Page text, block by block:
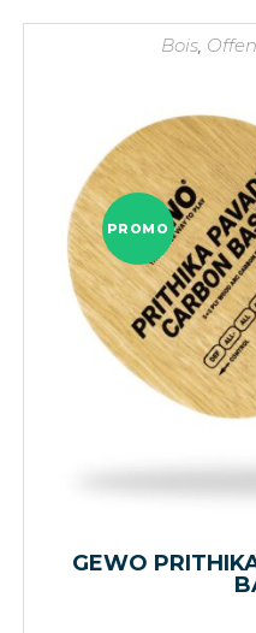
Bois,
PROMO
GEWO